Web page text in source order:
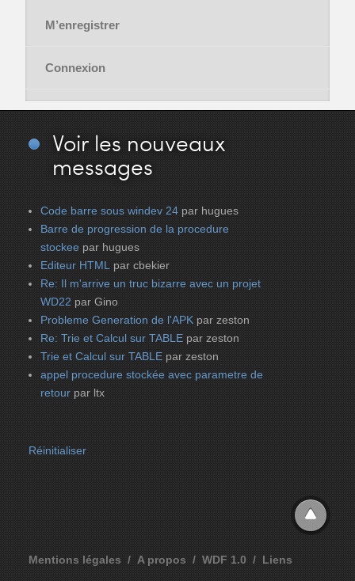
M’enregistrer
Connexion
Voir les nouveaux
messages
Code barre sous windev 24 par hugues
Barre de progression de la procedure
stockee par hugues
Editeur HTML par cbekier
Re: Il m'arrive un truc bizarre avec un projet
WD22 par Gino
Probleme Generation de l'APK par zeston
Re: Trie et Calcul sur TABLE par zeston
Trie et Calcul sur TABLE par zeston
appel procedure stockée avec parametre de
retour par ltx
Réinitialiser
Mentions légales A propos WDF 1.0 Liens